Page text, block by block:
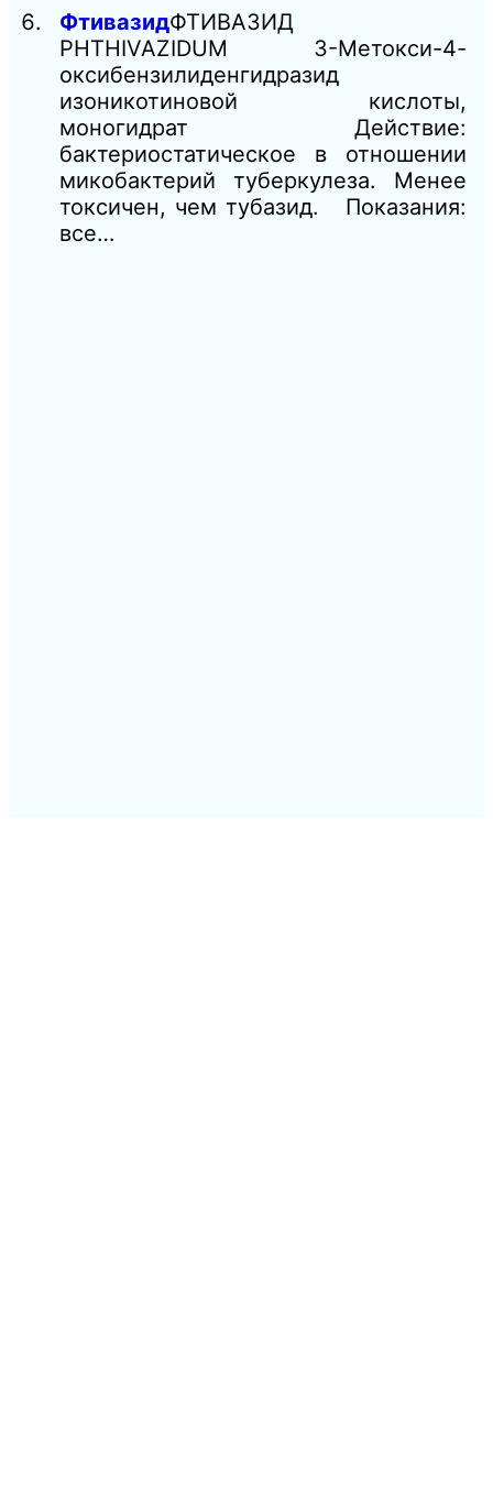
ФтивазидФТИВАЗИД
PHTHIVAZIDUM 3-Метокси-4-
оксибензилиденгидразид
изоникотиновой кислоты,
моногидрат Действие:
бактериостатическое в отношении
микобактерий туберкулеза. Менее
токсичен, чем тубазид. Показания:
все…